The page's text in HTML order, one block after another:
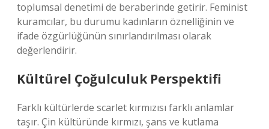
toplumsal denetimi de beraberinde getirir. Feminist
kuramcılar, bu durumu kadınların öznelliğinin ve
ifade özgürlüğünün sınırlandırılması olarak
değerlendirir.
Kültürel Çoğulculuk Perspektifi
Farklı kültürlerde scarlet kırmızısı farklı anlamlar
taşır. Çin kültüründe kırmızı, şans ve kutlama